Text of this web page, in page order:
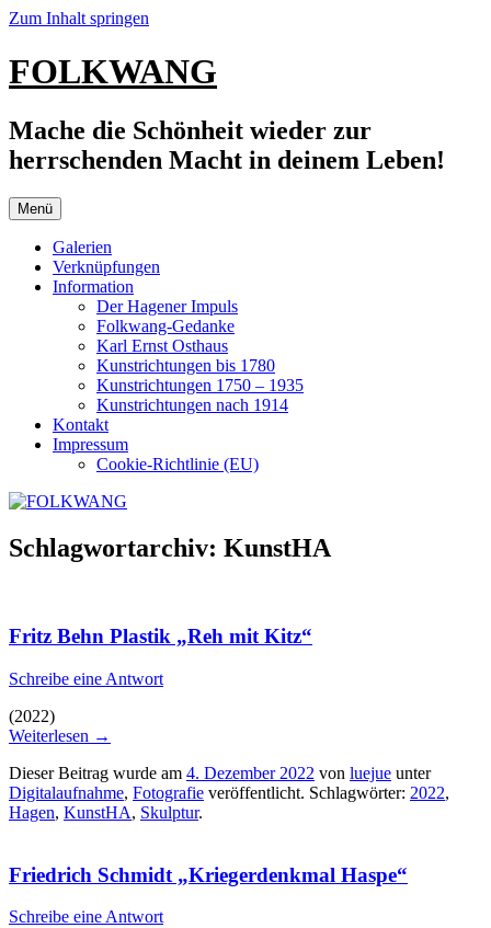
Zum Inhalt springen
FOLKWANG
Mache die Schönheit wieder zur
herrschenden Macht in deinem Leben!
Menü
Galerien
Verknüpfungen
Information
Der Hagener Impuls
Folkwang-Gedanke
Karl Ernst Osthaus
Kunstrichtungen bis 1780
Kunstrichtungen 1750 – 1935
Kunstrichtungen nach 1914
Kontakt
Impressum
Cookie-Richtlinie (EU)
Schlagwortarchiv: KunstHA
Fritz Behn Plastik „Reh mit Kitz“
Schreibe eine Antwort
(2022)
Weiterlesen →
Dieser Beitrag wurde am 4. Dezember 2022 von luejue unter
Digitalaufnahme, Fotografie veröffentlicht. Schlagwörter: 2022,
Hagen, KunstHA, Skulptur.
Friedrich Schmidt „Kriegerdenkmal Haspe“
Schreibe eine Antwort